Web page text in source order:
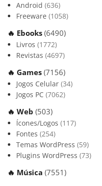
Android (636)
Freeware (1058)
🔥 Ebooks (6490)
Livros (1772)
Revistas (4697)
🔥 Games (7156)
Jogos Celular (34)
Jogos PC (7062)
🔥 Web (503)
Ícones/Logos (117)
Fontes (254)
Temas WordPress (59)
Plugins WordPress (73)
🔥 Música (7551)